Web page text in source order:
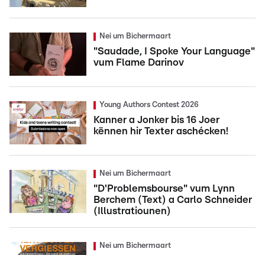
Nei um Bichermaart
"Saudade, I Spoke Your Language"
vum Flame Darinov
Young Authors Contest 2026
Kanner a Jonker bis 16 Joer
kënnen hir Texter aschécken!
Nei um Bichermaart
"D'Problemsbourse" vum Lynn
Berchem (Text) a Carlo Schneider
(Illustratiounen)
Nei um Bichermaart